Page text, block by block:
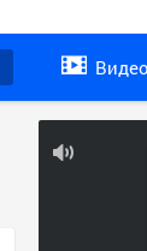
Видео